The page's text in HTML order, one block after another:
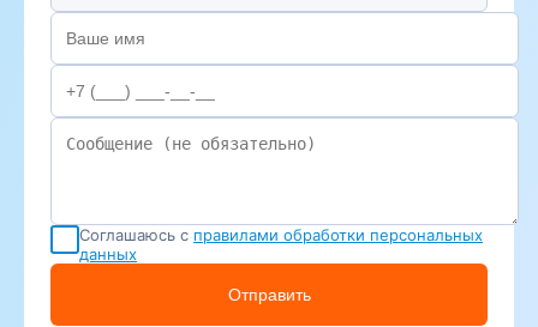
Соглашаюсь с правилами обработки персональных
данных
Отправить